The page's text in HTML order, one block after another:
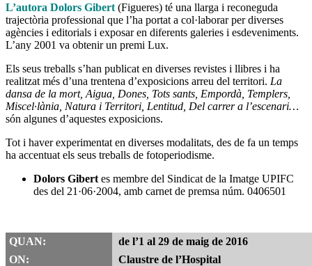
L’autora Dolors Gibert (Figueres) té una llarga i reconeguda
trajectòria professional que l’ha portat a col·laborar per diverses
agències i editorials i exposar en diferents galeries i esdeveniments.
L’any 2001 va obtenir un premi Lux.
Els seus treballs s’han publicat en diverses revistes i llibres i ha
realitzat més d’una trentena d’exposicions arreu del territori. La
dansa de la mort, Aigua, Dones, Tots sants, Empordà, Templers,
Miscel·lània, Natura i Territori, Lentitud, Del carrer a l’escenari…
són algunes d’aquestes exposicions.
Tot i haver experimentat en diverses modalitats, des de fa un temps
ha accentuat els seus treballs de fotoperiodisme.
Dolors Gibert es membre del Sindicat de la Imatge UPIFC
des del 21·06·2004, amb carnet de premsa núm. 0406501
QUAN:
de l’1 al 29 de maig de 2016
ON:
Claustre de l’Hospital